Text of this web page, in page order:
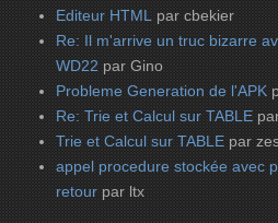
Editeur HTML par cbekier
Re: Il m'arrive un truc bizarre
WD22 par Gino
Probleme Generation de l'APK
Re: Trie et Calcul sur TABLE
Trie et Calcul sur TABLE par
appel procedure stockée avec
retour par ltx